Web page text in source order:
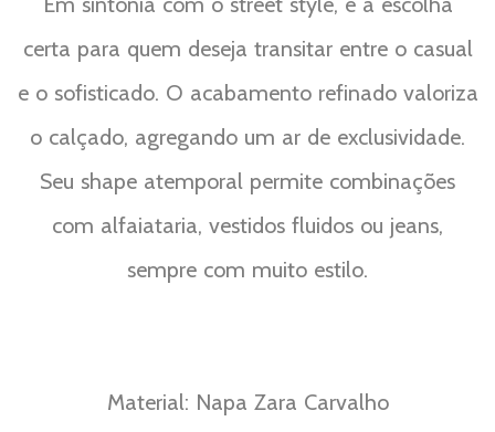
certa para quem deseja transitar entre o casual
e o sofisticado. O acabamento refinado valoriza
o calçado, agregando um ar de exclusividade.
Seu shape atemporal permite combinações
com alfaiataria, vestidos fluidos ou jeans,
sempre com muito estilo.
Material: Napa Zara Carvalho